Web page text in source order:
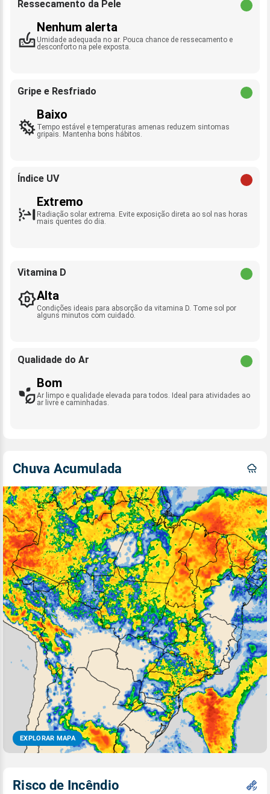
Ressecamento da Pele
Nenhum alerta
Umidade adequada no ar. Pouca chance de ressecamento e
desconforto na pele exposta.
Gripe e Resfriado
Baixo
Tempo estável e temperaturas amenas reduzem sintomas
gripais. Mantenha bons hábitos.
Índice UV
Extremo
Radiação solar extrema. Evite exposição direta ao sol nas horas
mais quentes do dia.
Vitamina D
Alta
Condições ideais para absorção da vitamina D. Tome sol por
alguns minutos com cuidado.
Qualidade do Ar
Bom
Ar limpo e qualidade elevada para todos. Ideal para atividades ao
ar livre e caminhadas.
Chuva Acumulada
EXPLORAR MAPA
Risco de Incêndio